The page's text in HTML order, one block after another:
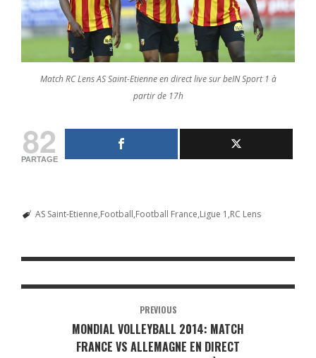
Match RC Lens AS Saint-Etienne en direct live sur beIN Sport 1 à
partir de 17h
82
PARTAGE
AS Saint-Etienne Football Football France Ligue 1 RC Lens
PREVIOUS
MONDIAL VOLLEYBALL 2014: MATCH
FRANCE VS ALLEMAGNE EN DIRECT